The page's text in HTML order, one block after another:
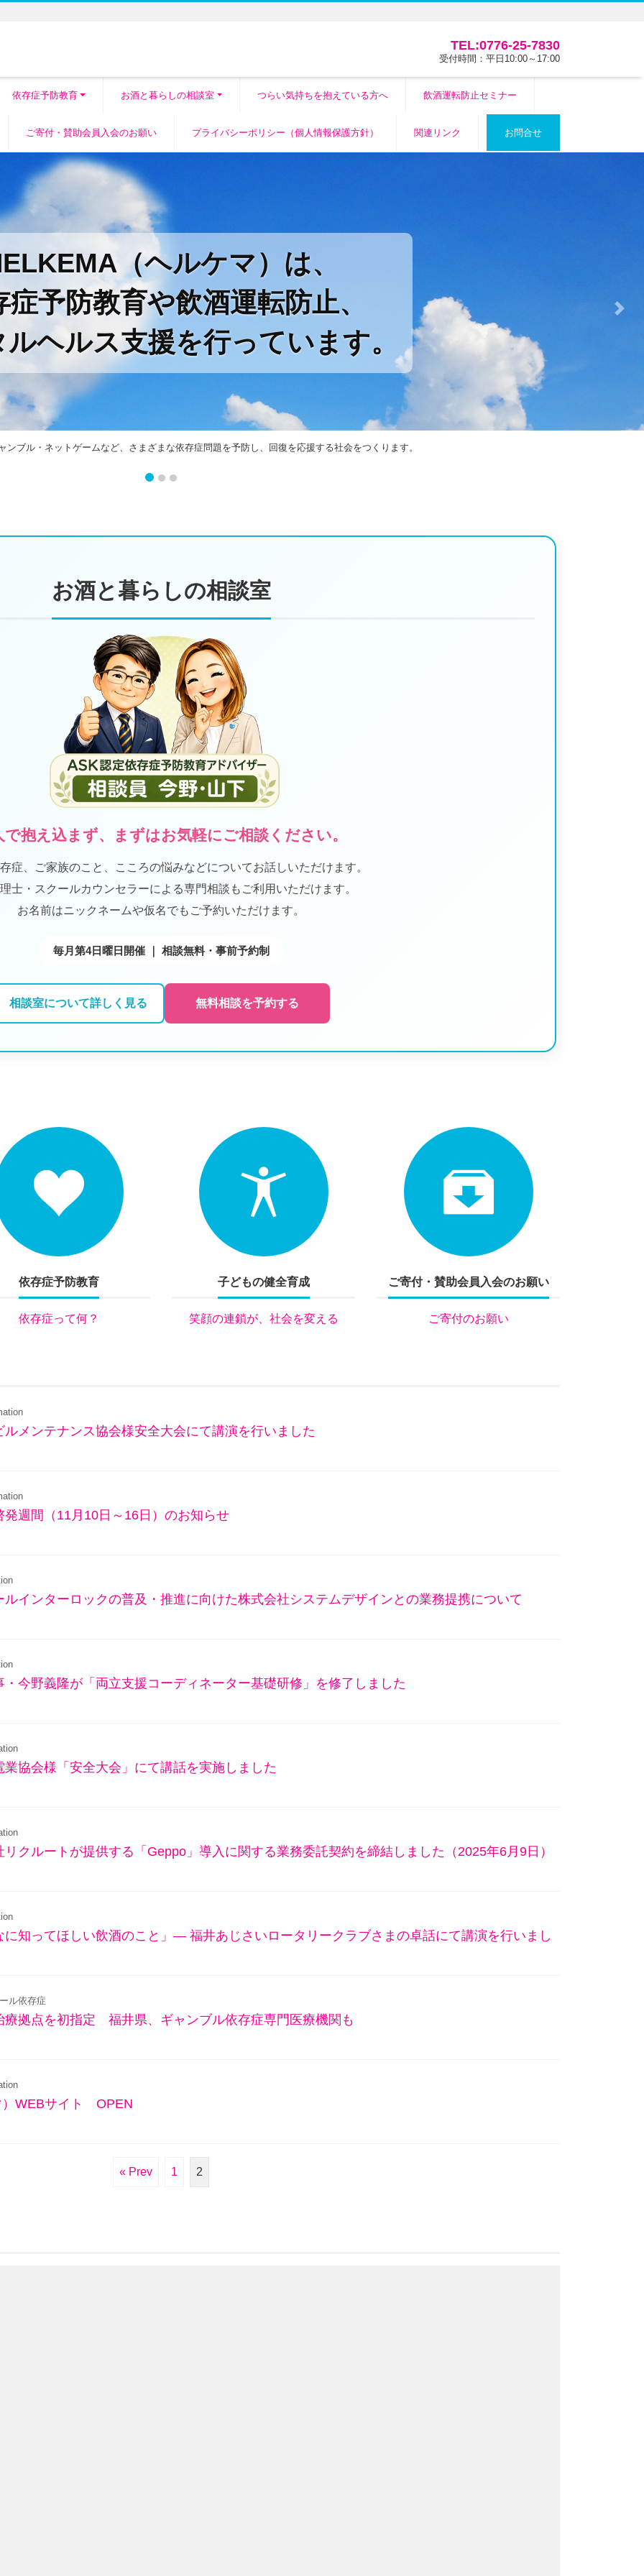
TEL:0776-25-7830
受付時間：平日10:00～17:00
依存症予防教育 お酒と暮らしの相談室 つらい気持ちを抱えている方へ 飲酒運転防止セミナー
ご寄付・賛助会員入会のお願い プライバシーポリシー（個人情報保護方針） 関連リンク お問合せ
ンブル・ネットゲームなど、さまざまな依存症問題を予防し、回復を応援する社会をつくります。
」という理念のもと、依存症予防をはじめとするヘルスケア・メンタルケアを実践し、企業企業と共に健康経営に取り組みます。
Next
（ヘルケマ）は、
症予防教育や飲酒運転防止、
ヘルス支援を行っています。
お酒と暮らしの相談室
で抱え込まず、まずはお気軽にご相談ください。
症、ご家族のこと、こころの悩みなどについてお話しいただけます。
士・スクールカウンセラーによる専門相談もご利用いただけます。
お名前はニックネームや仮名でもご予約いただけます。
毎月第4日曜日開催 ｜ 相談無料・事前予約制
相談室について詳しく見る 無料相談を予約する
依存症予防教育
依存症って何？
子どもの健全育成
笑顔の連鎖が、社会を変える
ご寄付・賛助会員入会のお願い
ご寄付のお願い
メンテナンス協会様安全大会にて講演を行いました
週間（11月10日～16日）のお知らせ
インターロックの普及・推進に向けた株式会社システムデザインとの業務提携について
今野義隆が「両立支援コーディネーター基礎研修」を修了しました
協会様「安全大会」にて講話を実施しました
クルートが提供する「Geppo」導入に関する業務委託契約を締結しました（2025年6月9日）
に知ってほしい飲酒のこと」— 福井あじさいロータリークラブさまの卓話にて講演を行いまし
ル依存症
療拠点を初指定 福井県、ギャンブル依存症専門医療機関も
）WEBサイト OPEN
« Prev 1 2